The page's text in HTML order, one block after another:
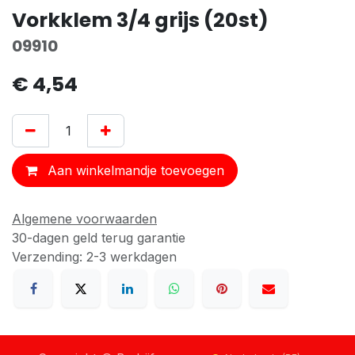
Vorkklem 3/4 grijs (20st)
09910
€ 4,54
Aan winkelmandje toevoegen
Algemene voorwaarden
30-dagen geld terug garantie
Verzending: 2-3 werkdagen